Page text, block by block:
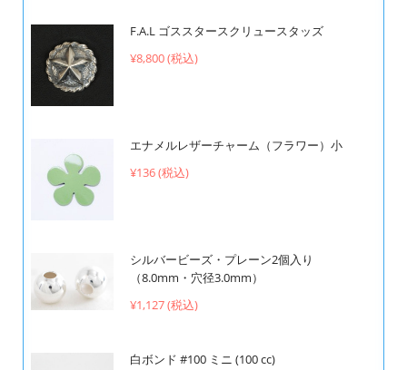
F.A.L ゴススタースクリュースタッズ
¥8,800 (税込)
エナメルレザーチャーム（フラワー）小
¥136 (税込)
シルバービーズ・プレーン2個入り
（8.0mm・穴径3.0mm）
¥1,127 (税込)
白ボンド #100 ミニ (100 cc)